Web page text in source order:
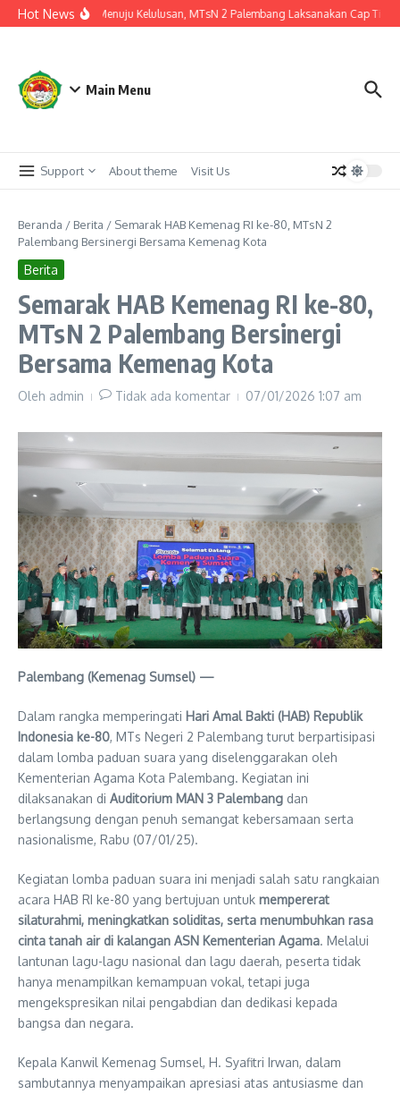
Lewati ke konten
Hot News
Langkah Akhir Menuju Kelulusan, MTsN 2 Palembang Laksanakan Cap Tiga
Main Menu
Support About theme Visit Us
Beranda / Berita / Semarak HAB Kemenag RI ke-80, MTsN 2
Palembang Bersinergi Bersama Kemenag Kota
Berita
Semarak HAB Kemenag RI ke-80,
MTsN 2 Palembang Bersinergi
Bersama Kemenag Kota
Oleh admin Tidak ada komentar 07/01/2026 1:07 am
Palembang (Kemenag Sumsel) —
Dalam rangka memperingati Hari Amal Bakti (HAB) Republik
Indonesia ke-80, MTs Negeri 2 Palembang turut berpartisipasi
dalam lomba paduan suara yang diselenggarakan oleh
Kementerian Agama Kota Palembang. Kegiatan ini
dilaksanakan di Auditorium MAN 3 Palembang dan
berlangsung dengan penuh semangat kebersamaan serta
nasionalisme, Rabu (07/01/25).
Kegiatan lomba paduan suara ini menjadi salah satu rangkaian
acara HAB RI ke-80 yang bertujuan untuk mempererat
silaturahmi, meningkatkan soliditas, serta menumbuhkan rasa
cinta tanah air di kalangan ASN Kementerian Agama. Melalui
lantunan lagu-lagu nasional dan lagu daerah, peserta tidak
hanya menampilkan kemampuan vokal, tetapi juga
mengekspresikan nilai pengabdian dan dedikasi kepada
bangsa dan negara.
Kepala Kanwil Kemenag Sumsel, H. Syafitri Irwan, dalam
sambutannya menyampaikan apresiasi atas antusiasme dan